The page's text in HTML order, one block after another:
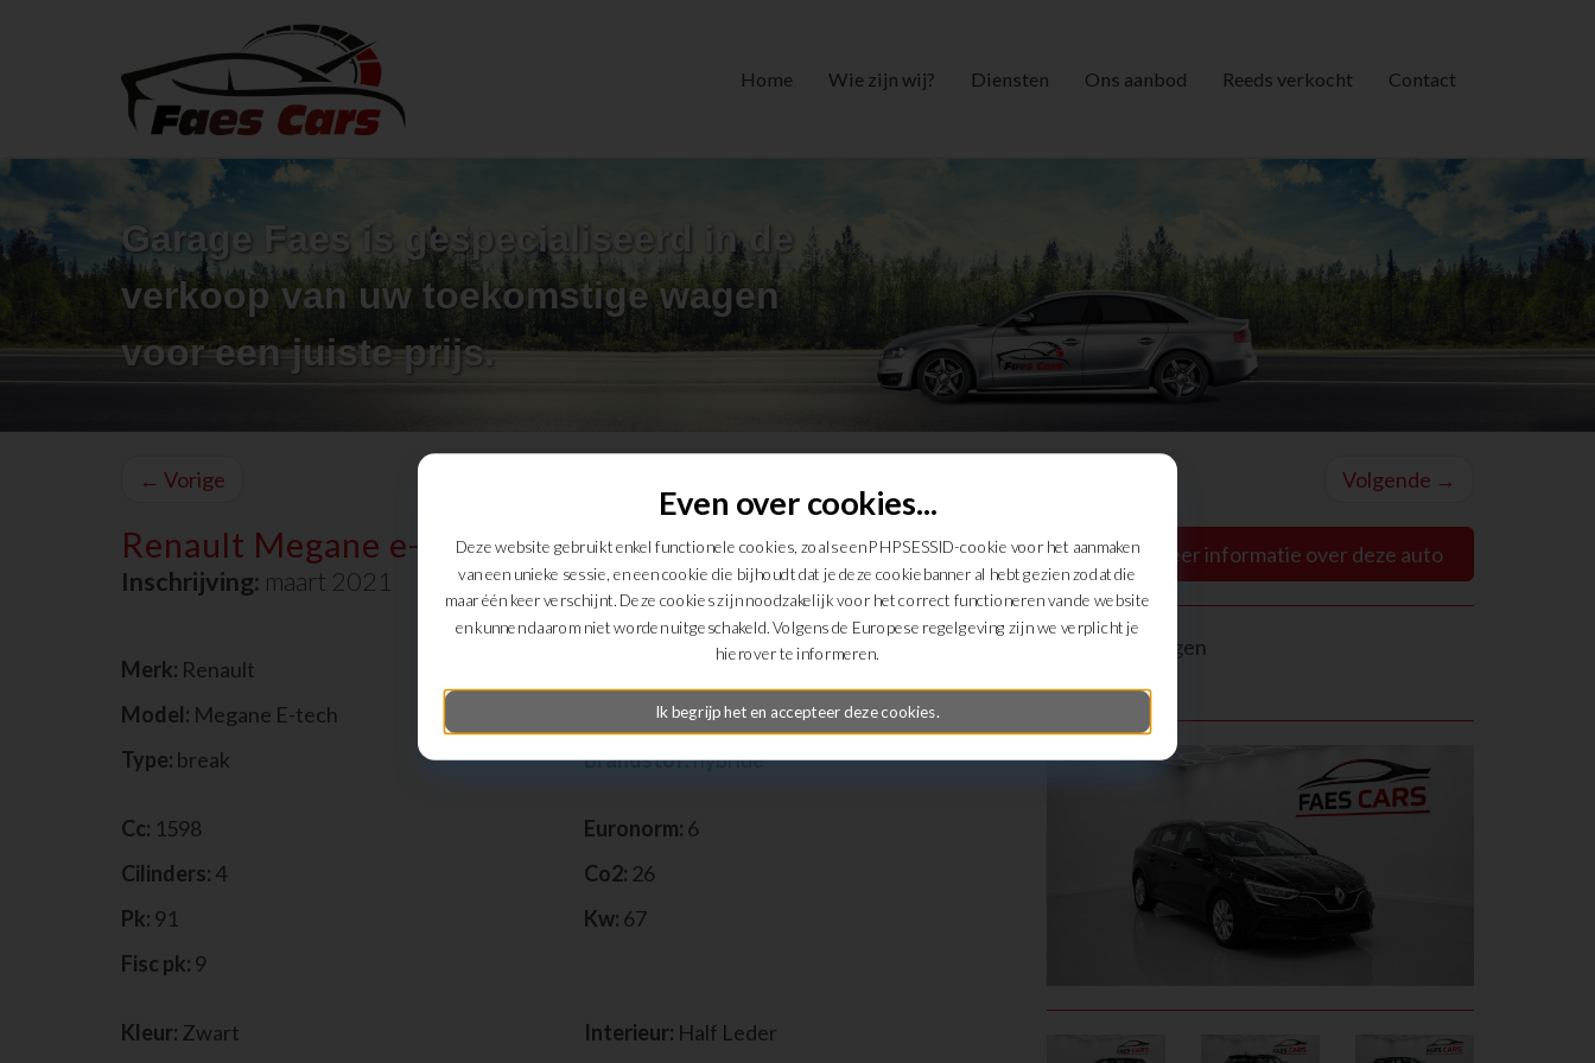
Home Wie zijn wij? Diensten Ons aanbod Reeds verkocht Contact
Garage Faes is gespecialiseerd in de
verkoop van uw toekomstige wagen
voor een juiste prijs.
← Vorige Volgende →
Ik wens meer informatie over deze auto
Deel deze wagen
Renault Megane e-tech
Inschrijving: maart 2021
Merk: Renault
Model: Megane E-tech
Type: break
Transmissie:automaat
Brandstof:hybride
Cc: 1598
Cilinders: 4
Pk: 91
Fisc pk: 9
Euronorm: 6
Co2: 26
Kw: 67
Kleur: Zwart Interieur: Half Leder
Even over cookies...
Deze website gebruikt enkel functionele cookies, zoals een PHPSESSID-cookie voor het aanmaken
van een unieke sessie, en een cookie die bijhoudt dat je deze cookiebanner al hebt gezien zodat die
maar één keer verschijnt. Deze cookies zijn noodzakelijk voor het correct functioneren van de website
en kunnen daarom niet worden uitgeschakeld. Volgens de Europese regelgeving zijn we verplicht je
hierover te informeren.
Ik begrijp het en accepteer deze cookies.